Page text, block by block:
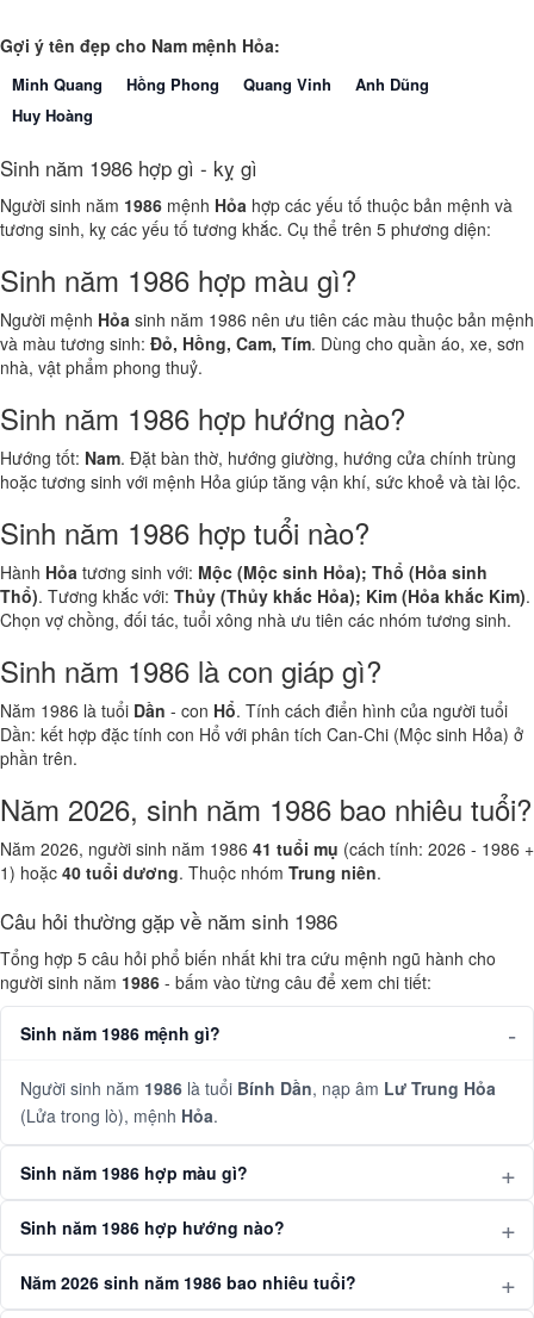
Gợi ý tên đẹp cho Nam mệnh Hỏa:
Minh Quang Hồng Phong Quang Vinh
Anh Dũng
Huy Hoàng
Sinh năm 1986 hợp gì - kỵ gì
Người sinh năm 1986 mệnh Hỏa hợp các yếu tố thuộc bản mệnh và
tương sinh, kỵ các yếu tố tương khắc. Cụ thể trên 5 phương diện:
Sinh năm 1986 hợp màu gì?
Người mệnh Hỏa sinh năm 1986 nên ưu tiên các màu thuộc bản mệnh
và màu tương sinh: Đỏ, Hồng, Cam, Tím. Dùng cho quần áo, xe, sơn
nhà, vật phẩm phong thuỷ.
Sinh năm 1986 hợp hướng nào?
Hướng tốt: Nam. Đặt bàn thờ, hướng giường, hướng cửa chính trùng
hoặc tương sinh với mệnh Hỏa giúp tăng vận khí, sức khoẻ và tài lộc.
Sinh năm 1986 hợp tuổi nào?
Hành Hỏa tương sinh với: Mộc (Mộc sinh Hỏa); Thổ (Hỏa sinh
Thổ). Tương khắc với: Thủy (Thủy khắc Hỏa); Kim (Hỏa khắc Kim).
Chọn vợ chồng, đối tác, tuổi xông nhà ưu tiên các nhóm tương sinh.
Sinh năm 1986 là con giáp gì?
Năm 1986 là tuổi Dần - con Hổ. Tính cách điển hình của người tuổi
Dần: kết hợp đặc tính con Hổ với phân tích Can-Chi (Mộc sinh Hỏa) ở
phần trên.
Năm 2026, sinh năm 1986 bao nhiêu tuổi?
Năm 2026, người sinh năm 1986 41 tuổi mụ (cách tính: 2026 - 1986 +
1) hoặc 40 tuổi dương. Thuộc nhóm Trung niên.
Câu hỏi thường gặp về năm sinh 1986
Tổng hợp 5 câu hỏi phổ biến nhất khi tra cứu mệnh ngũ hành cho
người sinh năm 1986 - bấm vào từng câu để xem chi tiết:
Sinh năm 1986 mệnh gì?
Người sinh năm 1986 là tuổi Bính Dần, nạp âm Lư Trung Hỏa
(Lửa trong lò), mệnh Hỏa.
Sinh năm 1986 hợp màu gì?
Sinh năm 1986 hợp hướng nào?
Năm 2026 sinh năm 1986 bao nhiêu tuổi?